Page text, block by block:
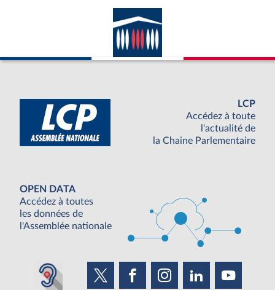
LCP
Accédez à toute
l'actualité de
la Chaine Parlementaire
OPEN DATA
Accédez à toutes
les données de
l'Assemblée nationale